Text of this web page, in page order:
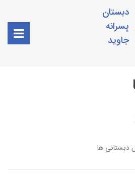
دبستان
پسرانه
جاوید
ها